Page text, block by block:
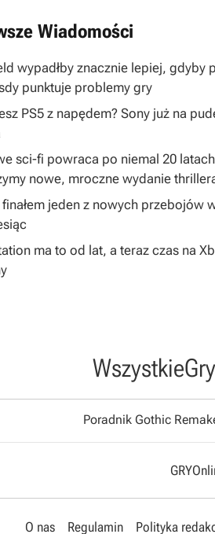
Wiadomości
wypadłby znacznie lepiej, gdyby
punktuje problemy gry
PS5 z napędem? Sony już na
sci-fi powraca po niemal 20
nowe, mroczne wydanie
finałem jeden z nowych
ma to od lat, a teraz czas na
WszystkieGry
Poradnik Gothic
O nas Regulamin Polityka